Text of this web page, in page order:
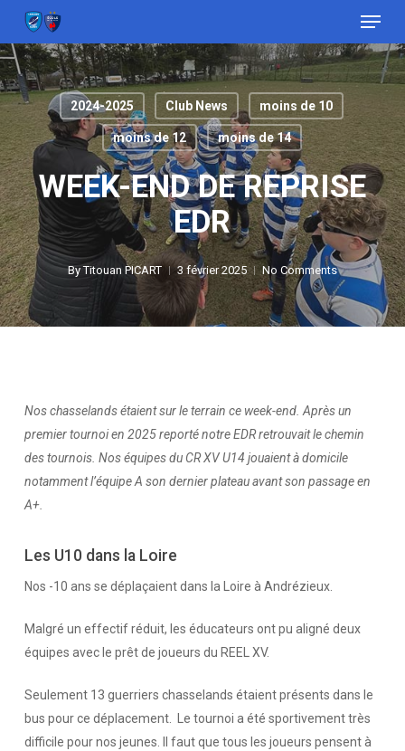
main
content
Menu
2024-2025 Club News moins de 10
moins de 12 moins de 14
WEEK-END DE REPRISE
EDR
By Titouan PICART 3 février 2025 No Comments
Nos chasselands étaient sur le terrain ce week-end. Après un
premier tournoi en 2025 reporté notre EDR retrouvait le chemin
des tournois. Nos équipes du CR XV U14 jouaient à domicile
notamment l’équipe A son dernier plateau avant son passage en
A+.
Les U10 dans la Loire
Nos -10 ans se déplaçaient dans la Loire à Andrézieux.
Malgré un effectif réduit, les éducateurs ont pu aligné deux
équipes avec le prêt de joueurs du REEL XV.
Seulement 13 guerriers chasselands étaient présents dans le
bus pour ce déplacement. Le tournoi a été sportivement très
difficile pour nos jeunes. Il faut que tous les joueurs pensent à
Close
Menu